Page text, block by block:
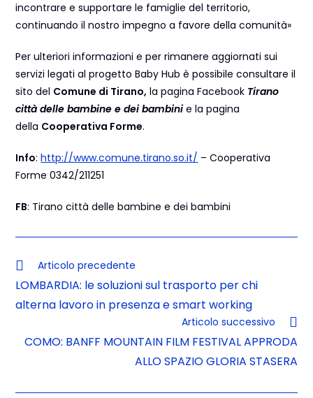
incontrare e supportare le famiglie del territorio,
continuando il nostro impegno a favore della comunità»
Per ulteriori informazioni e per rimanere aggiornati sui
servizi legati al progetto Baby Hub è possibile consultare il
sito del Comune di Tirano, la pagina Facebook Tirano
città delle bambine e dei bambinie la pagina
della Cooperativa Forme.
Info:http://www.comune.tirano.so.it/ – Cooperativa
Forme 0342/211251
FB: Tirano città delle bambine e dei bambini
Articolo precedente
LOMBARDIA: le soluzioni sul trasporto per chi
alterna lavoro in presenza e smart working
Articolo successivo
COMO: BANFF MOUNTAIN FILM FESTIVAL APPRODA
ALLO SPAZIO GLORIA STASERA